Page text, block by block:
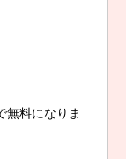
無料になりま